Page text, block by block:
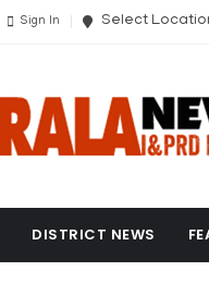
Sign In Select
DISTRICT NEWS